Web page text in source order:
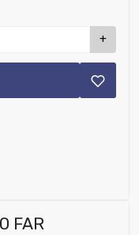
+
FAR